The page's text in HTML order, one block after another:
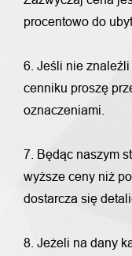
procentowo do
6. Jeśli nie
cenniku proszę
oznaczeniami.
7. Będąc naszym
wyższe ceny niż
dostarcza się
8. Jeżeli na dany